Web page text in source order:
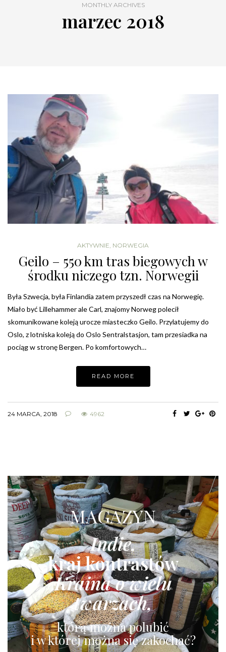
MONTHLY ARCHIVES
marzec 2018
AKTYWNIE, NORWEGIA
Geilo – 550 km tras biegowych w
środku niczego tzn. Norwegii
Była Szwecja, była Finlandia zatem przyszedł czas na Norwegię.
Miało być Lillehammer ale Carl, znajomy Norweg polecił
skomunikowane koleją urocze miasteczko Geilo. Przylatujemy do
Oslo, z lotniska koleją do Oslo Sentralstasjon, tam przesiadka na
pociąg w stronę Bergen. Po komfortowych…
READ MORE
24 MARCA, 2018 4962
MAGAZYN
Indie,
kraj kontrastów
Kraina o wielu
twarzach,
którą można polubić
i w której można się zakochać?